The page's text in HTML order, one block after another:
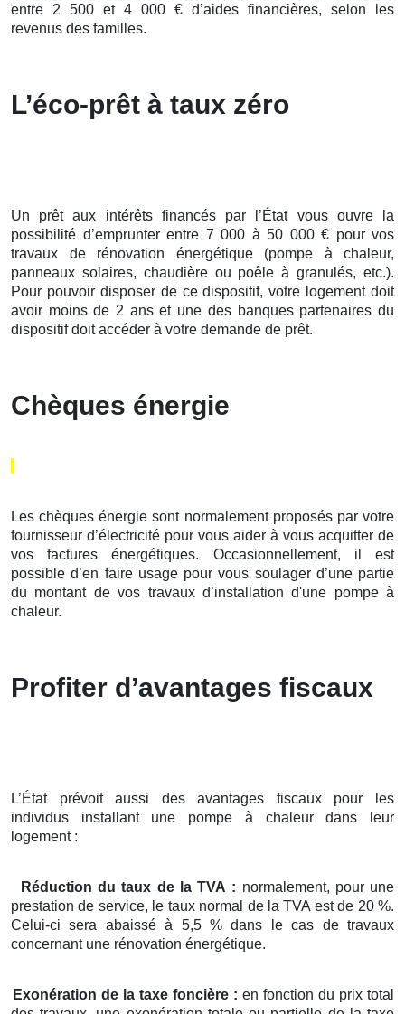
entre 2 500 et 4 000 € d’aides financières, selon les
revenus des familles.
L’éco-prêt à taux zéro
Un prêt aux intérêts financés par l’État vous ouvre la
possibilité d’emprunter entre 7 000 à 50 000 € pour vos
travaux de rénovation énergétique (pompe à chaleur,
panneaux solaires, chaudière ou poêle à granulés, etc.).
Pour pouvoir disposer de ce dispositif, votre logement doit
avoir moins de 2 ans et une des banques partenaires du
dispositif doit accéder à votre demande de prêt.
Chèques énergie
Les chèques énergie sont normalement proposés par votre
fournisseur d’électricité pour vous aider à vous acquitter de
vos factures énergétiques. Occasionnellement, il est
possible d’en faire usage pour vous soulager d’une partie
du montant de vos travaux d’installation d'une pompe à
chaleur.
Profiter d’avantages fiscaux
L’État prévoit aussi des avantages fiscaux pour les
individus installant une pompe à chaleur dans leur
logement :
Réduction du taux de la TVA : normalement, pour une
prestation de service, le taux normal de la TVA est de 20 %.
Celui-ci sera abaissé à 5,5 % dans le cas de travaux
concernant une rénovation énergétique.
Exonération de la taxe foncière : en fonction du prix total